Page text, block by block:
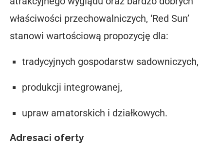
właściwości przechowalniczych, ‘Red Sun’
stanowi wartościową propozycję dla:
tradycyjnych gospodarstw sadowniczych,
produkcji integrowanej,
upraw amatorskich i działkowych.
Adresaci oferty